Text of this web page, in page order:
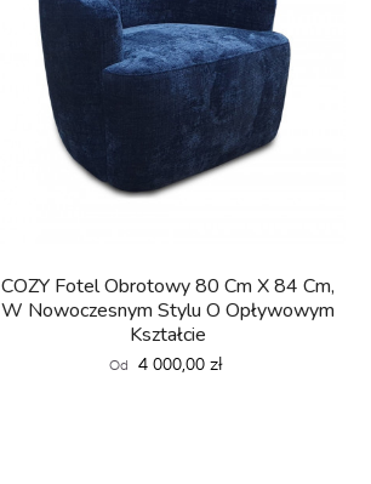
COZY Fotel Obrotowy 80 Cm X 84 Cm,
W Nowoczesnym Stylu O Opływowym
Kształcie
Od Cena
4 000,00 zł